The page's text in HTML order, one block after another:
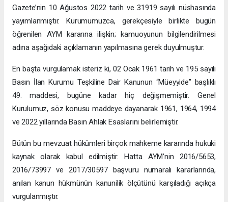
Gazete’nin 10 Ağustos 2022 tarih ve 31919 sayılı nüshasında
yayımlanmıştır. Kurumumuzca, gerekçesiyle birlikte bugün
öğrenilen AYM kararına ilişkin; kamuoyunun bilgilendirilmesi
adına aşağıdaki açıklamanın yapılmasına gerek duyulmuştur.
En başta vurgulamak isteriz ki, 02 Ocak 1961 tarih ve 195 sayılı
Basın İlan Kurumu Teşkiline Dair Kanunun “Müeyyide” başlıklı
49. maddesi, bugüne kadar hiç değişmemiştir. Genel
Kurulumuz, söz konusu maddeye dayanarak 1961, 1964, 1994
ve 2022 yıllarında Basın Ahlak Esaslarını belirlemiştir.
Bütün bu mevzuat hükümleri birçok mahkeme kararında hukuki
kaynak olarak kabul edilmiştir. Hatta AYM’nin 2016/5653,
2016/73997 ve 2017/30597 başvuru numaralı kararlarında,
anılan kanun hükmünün kanunilik ölçütünü karşıladığı açıkça
vurgulanmıştır.